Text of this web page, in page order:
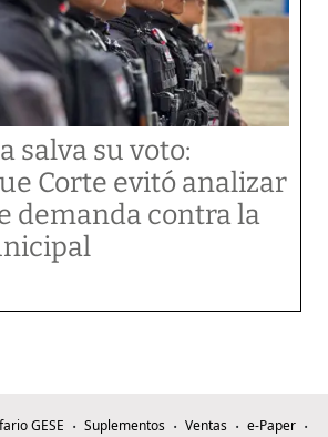
salva su voto:
Corte evitó analizar
demanda contra la
GESE Suplementos Ventas
e-Paper